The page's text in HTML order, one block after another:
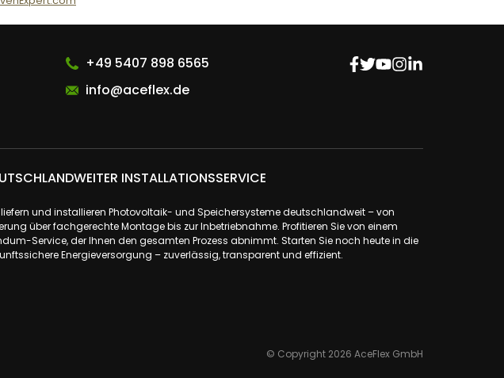
+49 5407 898 6565
info@aceflex.de
INSTALLATIONSSERVICE
liefern und installieren Photovoltaik- und Speichersysteme deutschlandweit – von
über fachgerechte Montage bis zur Inbetriebnahme. Profitieren Sie von einem
Service, der Ihnen den gesamten Prozess abnimmt. Starten Sie noch heute in die
Energieversorgung – zuverlässig, transparent und effizient.
© Copyright 2026 AceFlex GmbH